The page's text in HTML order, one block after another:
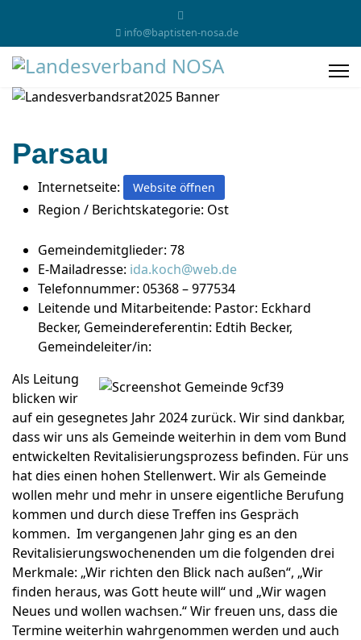
info@baptisten-nosa.de
Parsau
Internetseite: Website öffnen
Region / Berichtskategorie: Ost
Gemeindemitglieder: 78
E-Mailadresse: ida.koch@web.de
Telefonnummer: 05368 – 977534
Leitende und Mitarbeitende: Pastor: Eckhard
Becker, Gemeindereferentin: Edtih Becker,
Gemeindeleiter/in:
Als Leitung
blicken wir
auf ein gesegnetes Jahr 2024 zurück. Wir sind dankbar,
dass wir uns als Gemeinde weiterhin in dem vom Bund
entwickelten Revitalisierungsprozess befinden. Für uns
hat dies einen hohen Stellenwert. Wir als Gemeinde
wollen mehr und mehr in unsere eigentliche Berufung
kommen und durch diese Treffen ins Gespräch
kommen. Im vergangenen Jahr ging es an den
Revitalisierungswochenenden um die folgenden drei
Merkmale: „Wir richten den Blick nach außen“, „Wir
finden heraus, was Gott heute will“ und „Wir wagen
Neues und wollen wachsen.“ Wir freuen uns, dass die
Termine weiterhin wahrgenommen werden und auch